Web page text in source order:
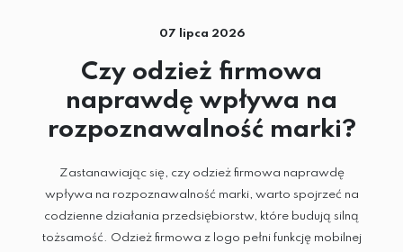
SITODRUK
CZAPKI
GADŻETY
07 lipca 2026
Czy odzież firmowa
naprawdę wpływa na
rozpoznawalność marki?
Zastanawiając się, czy odzież firmowa naprawdę
wpływa na rozpoznawalność marki, warto spojrzeć na
codzienne działania przedsiębiorstw, które budują silną
tożsamość. Odzież firmowa z logo pełni funkcję mobilnej